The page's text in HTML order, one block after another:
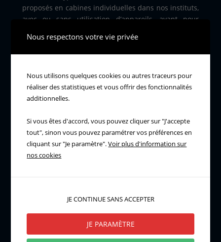
proposés en cabines individuelles dans nos instituts,
avec ou sans utilisation d’appareils, ayant pour
de la séborrhée, l’hydratation du cuir chevelu et la
stabilisation de la chute de cheveux.
Nous respectons votre vie privée
Nous utilisons quelques cookies ou autres traceurs pour
réaliser des statistiques et vous offrir des fonctionnalités
additionnelles.
Si vous êtes d'accord, vous pouvez cliquer sur "J'accepte
tout", sinon vous pouvez paramétrer vos préférences en
cliquant sur "Je paramètre".Voir plus d'information sur
nos cookies
JE PARAMÈTRE
JE CONTINUE SANS ACCEPTER